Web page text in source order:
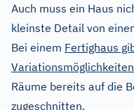
Auch muss ein Haus
kleinste Detail von
Bei einem Fertighaus
Variationsmöglichkeiten
Räume bereits auf die
zugeschnitten.